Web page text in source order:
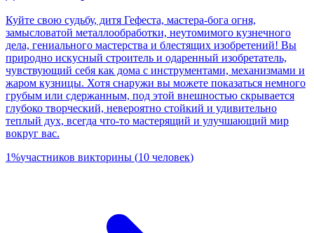
Куйте свою судьбу, дитя Гефеста, мастера-бога огня,
замысловатой металлообработки, неутомимого кузнечного
дела, гениального мастерства и блестящих изобретений! Вы
природно искусный строитель и одаренный изобретатель,
чувствующий себя как дома с инструментами, механизмами и
жаром кузницы. Хотя снаружи вы можете показаться немного
грубым или сдержанным, под этой внешностью скрывается
глубоко творческий, невероятно стойкий и удивительно
теплый дух, всегда что-то мастерящий и улучшающий мир
вокруг вас.
1%участников викторины (10 человек)